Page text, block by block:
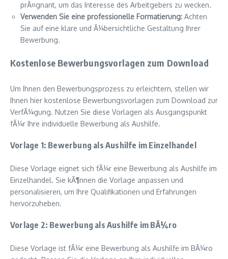
prÃ¤gnant, um das Interesse des Arbeitgebers zu wecken.
Verwenden Sie eine professionelle Formatierung: Achten
Sie auf eine klare und Ã¼bersichtliche Gestaltung Ihrer
Bewerbung.
Kostenlose Bewerbungsvorlagen zum Download
Um Ihnen den Bewerbungsprozess zu erleichtern, stellen wir
Ihnen hier kostenlose Bewerbungsvorlagen zum Download zur
VerfÃ¼gung. Nutzen Sie diese Vorlagen als Ausgangspunkt
fÃ¼r Ihre individuelle Bewerbung als Aushilfe.
Vorlage 1: Bewerbung als Aushilfe im Einzelhandel
Diese Vorlage eignet sich fÃ¼r eine Bewerbung als Aushilfe im
Einzelhandel. Sie kÃ¶nnen die Vorlage anpassen und
personalisieren, um Ihre Qualifikationen und Erfahrungen
hervorzuheben.
Vorlage 2: Bewerbung als Aushilfe im BÃ¼ro
Diese Vorlage ist fÃ¼r eine Bewerbung als Aushilfe im BÃ¼ro